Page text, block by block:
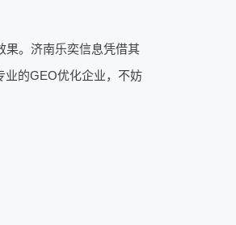
果。济南乐奕信息凭借其
业的GEO优化企业，不妨